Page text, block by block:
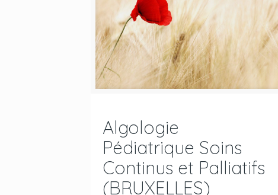
Algologie
Pédiatrique Soins
Continus et Palliatifs
(BRUXELLES)